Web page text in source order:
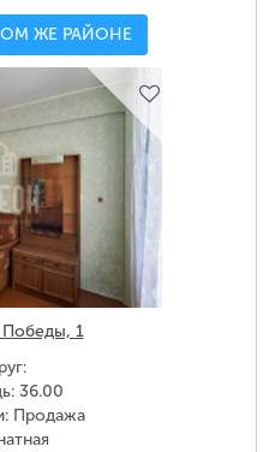
ЖЕ РАЙОНЕ
Победы, 1
36.00
Продажа